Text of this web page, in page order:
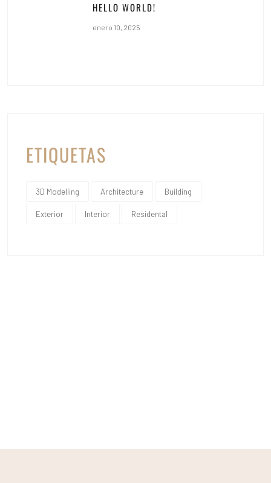
HELLO WORLD!
enero 10, 2025
ETIQUETAS
3D Modelling Architecture Building
Exterior Interior Residental